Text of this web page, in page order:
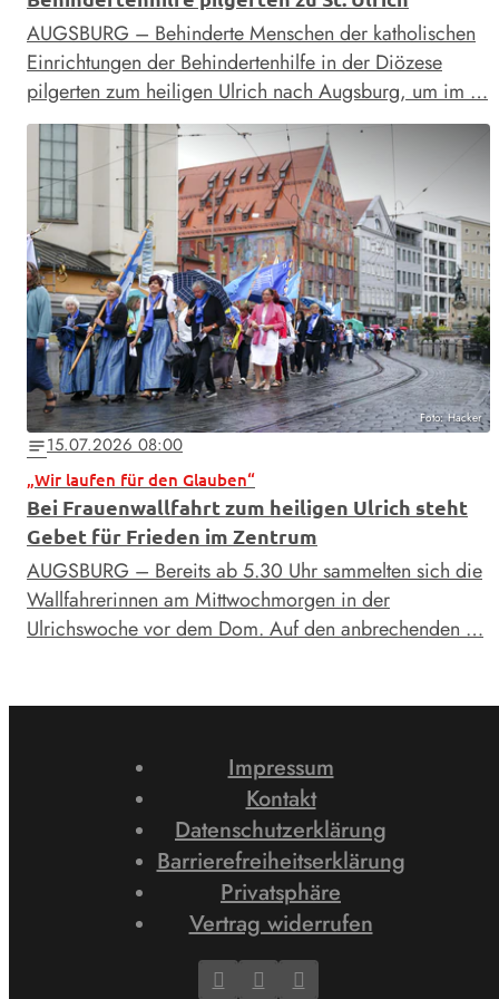
AUGSBURG – Behinderte Menschen der katholischen
Einrichtungen der Behindertenhilfe in der Diözese
pilgerten zum heiligen Ulrich nach Augsburg, um im …
Foto: Hacker
notes15.07.2026 08:00
„Wir laufen für den Glauben“
Bei Frauenwallfahrt zum heiligen Ulrich steht
Gebet für Frieden im Zentrum
AUGSBURG – Bereits ab 5.30 Uhr sammelten sich die
Wallfahrerinnen am Mittwochmorgen in der
Ulrichswoche vor dem Dom. Auf den anbrechenden …
Impressum
Kontakt
Datenschutzerklärung
Barrierefreiheitserklärung
Privatsphäre
Vertrag widerrufen